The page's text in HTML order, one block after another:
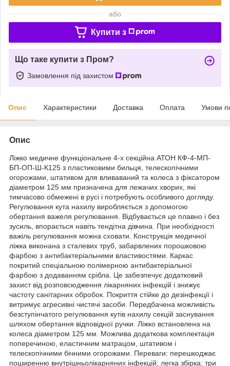
або
Купити з
Що таке купити з Пром?
Замовлення під захистом
Опис Характеристики Доставка Оплата Умови
Опис
Ліжко медичне функціональне 4-х секційна АТОН КФ-4-МП-
БП-ОП-Ш-К125 з пластиковими бильця, телескопічними
огорожами, штативом для вливаваний та колеса з фіксатором
діаметром 125 мм призначена для лежачих хворих, які
тимчасово обмежені в русі і потребують особливого догляду.
Регулювання кута нахилу виробляється з допомогою
обертання важеля регулювання. Відбувається це плавно і без
зусиль, впорається навіть тендітна дівчина. При необхідності
важіль регулювання можна сховати. Конструкція медичної
ліжка виконана з сталевих труб, забарвлених порошковою
фарбою з антибактеріальними властивостями. Каркас
покритий спеціальною полімерною антибактеріальної
фарбою з додаванням срібла. Це забезпечує додатковий
захист від розповсюдження лікарняних інфекцій і знижує
частоту санітарних обробок. Покриття стійке до дезінфекції і
витримує агресивні чистячі засоби. Передбачена можливість
безступінчатого регулювання кутів нахилу секцій заснування
шляхом обертання відповідної ручки. Ліжко встановлена на
колеса діаметром 125 мм. Можлива додаткова комплектація
поперечиною, еластичним матрацом, штативом і
телескопічними бічними огорожами. Переваги: перешкоджає
поширенню внутрішньолікарняних інфекцій; легка збірка; три